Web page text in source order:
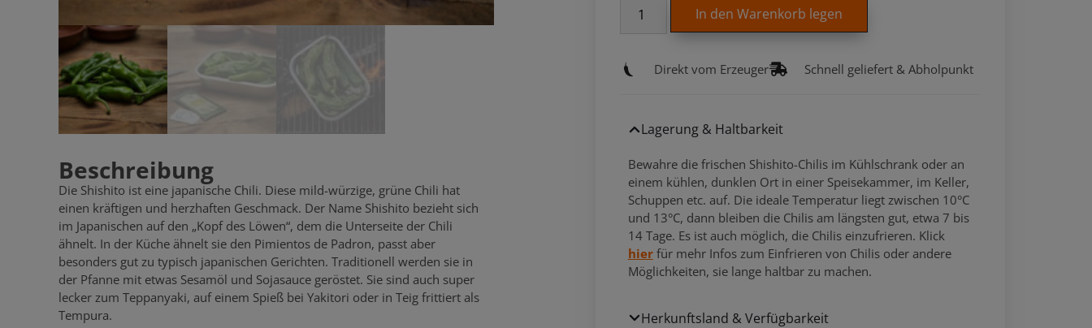
Beschreibung
Die Shishito ist eine japanische Chili. Diese mild-würzige, grüne Chili hat
einen kräftigen und herzhaften Geschmack. Der Name Shishito bezieht sich
im Japanischen auf den „Kopf des Löwen“, dem die Unterseite der Chili
ähnelt. In der Küche ähnelt sie den Pimientos de Padron, passt aber
besonders gut zu typisch japanischen Gerichten. Traditionell werden sie in
der Pfanne mit etwas Sesamöl und Sojasauce geröstet. Sie sind auch super
lecker zum Teppanyaki, auf einem Spieß bei Yakitori oder in Teig frittiert als
Tempura.
In den Warenkorb legen
Direkt vom Erzeuger Schnell geliefert & Abholpunkt
Lagerung & Haltbarkeit
Bewahre die frischen Shishito-Chilis im Kühlschrank oder an
einem kühlen, dunklen Ort in einer Speisekammer, im Keller,
Schuppen etc. auf. Die ideale Temperatur liegt zwischen 10°C
und 13°C, dann bleiben die Chilis am längsten gut, etwa 7 bis
14 Tage. Es ist auch möglich, die Chilis einzufrieren. Klick
hierfür mehr Infos zum Einfrieren von Chilis oder andere
Möglichkeiten, sie lange haltbar zu machen.
Herkunftsland & Verfügbarkeit